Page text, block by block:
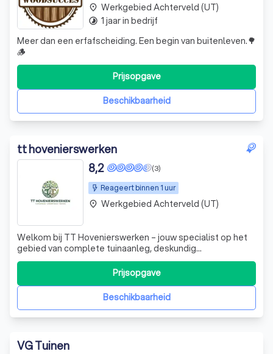
Meer dan een erfafscheiding. Een begin van buitenleven.🌳
🪵
Beschikbaarheid
Prijsopgave
place Werkgebied Achterveld (UT)
timelapse 1 jaar in bedrijf
tt hovenierswerken
Reageert binnen 1 uur
(3)
8,2
Welkom bij TT Hovenierswerken – jouw specialist op het
gebied van complete tuinaanleg, deskundig
tuinonderhoud en professionele beregeningssystemen.
Met oog voor detail, een strakke afwerking en een
pragmatische aanpak realiseren én onderhouden wij
tuinen waarin je zorgeloos kunt genieten. Of het n
Beschikbaarheid
Prijsopgave
place Werkgebied Achterveld (UT)
VG Tuinen